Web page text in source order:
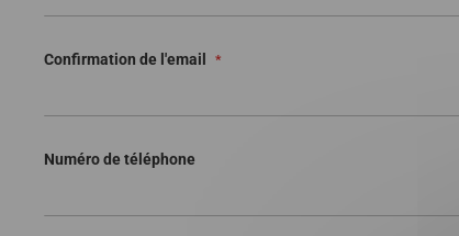
Confirmation de l'email
Numéro de téléphone